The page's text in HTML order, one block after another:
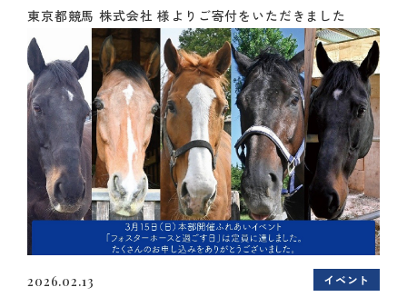
東京都競馬 株式会社 様よりご寄付をいただきました
2026.02.13 イベント